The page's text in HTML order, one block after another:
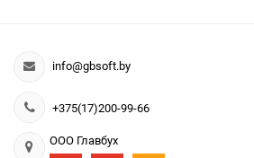
info@gbsoft.by
+375(17)200-99-66
ООО Главбух